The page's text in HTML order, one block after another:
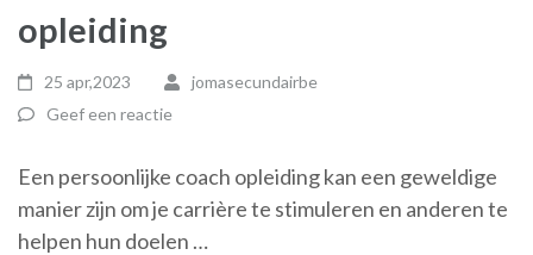
opleiding
25 apr,2023
jomasecundairbe
Geef een reactie
Een persoonlijke coach opleiding kan een geweldige
manier zijn om je carrière te stimuleren en anderen te
helpen hun doelen …